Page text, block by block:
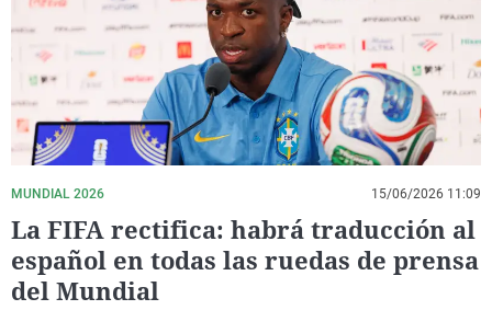
La rosa de los vientos
Gente viajera
Como el perro y el
Caso
Retornados
Equipo de
Operación Viuda
Extremadura
Galicia
La Rioja
Navarra
País Vasco
Virales
Televisión
Elecciones
MUNDIAL 2026 15/06/2026 11:09
La FIFA rectifica: habrá traducción al
español en todas las ruedas de prensa
del Mundial